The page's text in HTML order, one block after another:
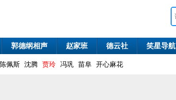
郭德纲相声 赵家班 德云社 笑星导航
陈佩斯 沈腾 贾玲 冯巩 苗阜 开心麻花